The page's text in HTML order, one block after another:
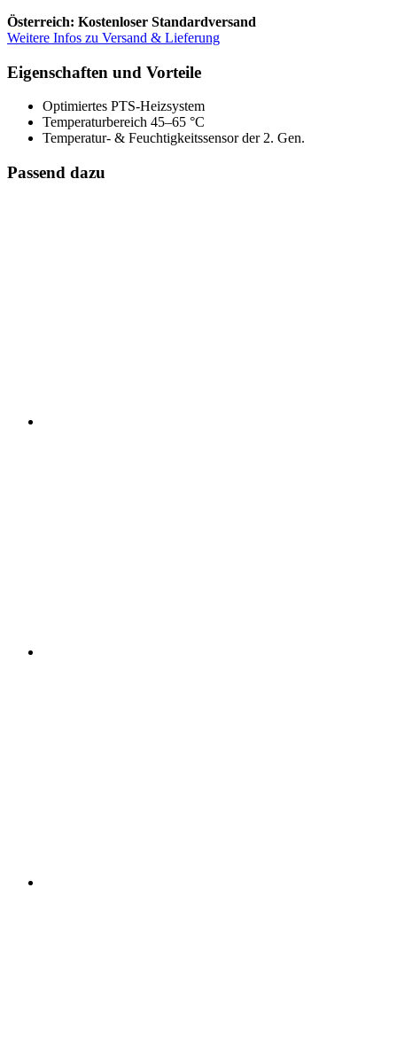
Österreich: Kostenloser Standardversand
Weitere Infos zu Versand & Lieferung
Eigenschaften und Vorteile
Optimiertes PTS-Heizsystem
Temperaturbereich 45–65 °C
Temperatur- & Feuchtigkeitssensor der 2. Gen.
Passend dazu